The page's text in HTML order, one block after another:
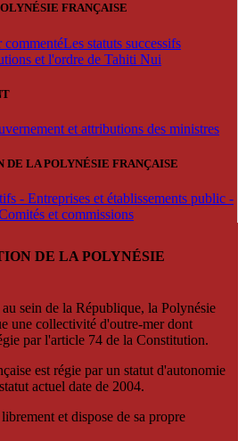
FRANÇAISE
commentéLes statuts successifs
et l'ordre de Tahiti Nui
et attributions des ministres
LA POLYNÉSIE FRANÇAISE
- Entreprises et établissements public -
et commissions
DE LA POLYNÉSIE
sein de la République, la Polynésie
une collectivité d'outre-mer dont
par l'article 74 de la Constitution.
est régie par un statut d'autonomie
actuel date de 2004.
et dispose de sa propre